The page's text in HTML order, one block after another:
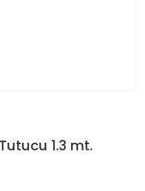
1.3 mt.